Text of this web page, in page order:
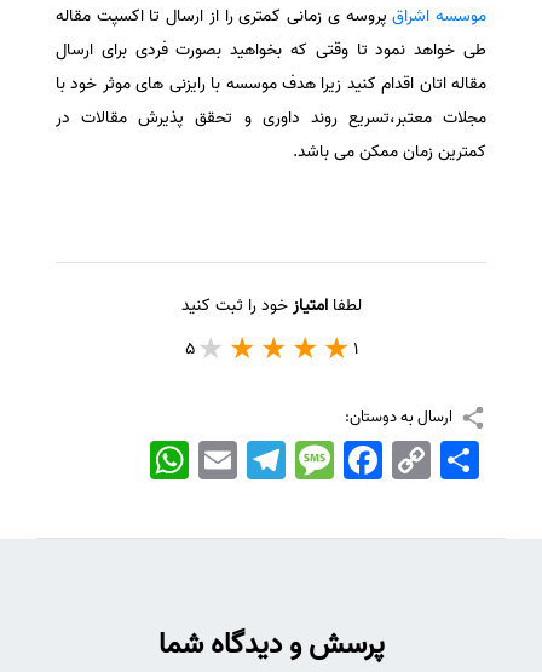
موسسه اشراق پروسه ی زمانی کمتری را از ارسال تا اکسپت مقاله
طی خواهد نمود تا وقتی که بخواهید بصورت فردی برای ارسال
مقاله اتان اقدام کنید زیرا هدف موسسه با رایزنی های موثر خود با
مجلات معتبر،تسریع روند داوری و تحقق پذیرش مقالات در
کمترین زمان ممکن می باشد.
لطفاامتیازخود را ثبت کنید
1
5
ارسال به دوستان:
WhatsApp EmailTelegramMessageFacebook Copy
Link
اشتراک
پرسش و دیدگاه شما